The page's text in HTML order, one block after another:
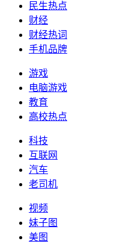
民生热点
财经
财经热词
手机品牌
游戏
电脑游戏
教育
高校热点
科技
互联网
汽车
老司机
视频
妹子图
美图